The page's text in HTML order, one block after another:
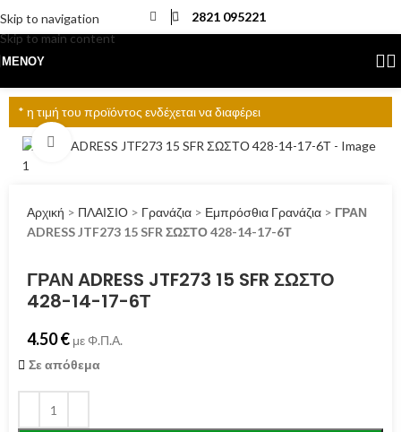
Skip to navigation
Skip to main content
2821 095221
ΜΕΝΟΎ
* η τιμή του προϊόντος ενδέχεται να διαφέρει
Click to enlarge
Αρχική > ΠΛΑΙΣΙΟ > Γρανάζια > Εμπρόσθια Γρανάζια > ΓΡΑΝ
ADRESS JTF273 15 SFR ΣΩΣΤΟ 428-14-17-6Τ
ΓΡΑΝ ADRESS JTF273 15 SFR ΣΩΣΤΟ
428-14-17-6Τ
4.50€ με Φ.Π.Α.
Σε απόθεμα